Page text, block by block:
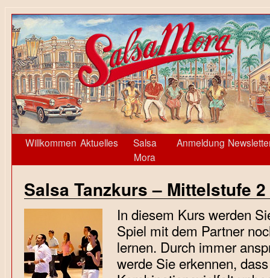
Willkommen Aktuelles
Salsa
Mora
Anmeldung
Salsa Tanzkurs – Mittelstufe 2
In diesem Kurs werden
Spiel mit dem Partner
lernen. Durch immer
werde Sie erkennen,